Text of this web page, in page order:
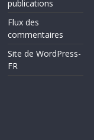
publications
Flux des
commentaires
Site de WordPress-
FR